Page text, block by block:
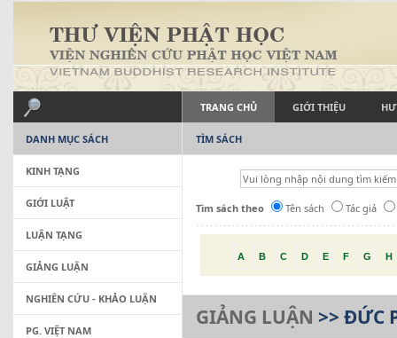
TRANG CHỦ GIỚI THIỆU
TÌM SÁCH
Tìm sách theo Tên sách Tác giả
A B C D E F G H
GIẢNG LUẬN >> ĐỨC
DANH MỤC SÁCH
KINH TẠNG
GIỚI LUẬT
LUẬN TẠNG
GIẢNG LUẬN
NGHIÊN CỨU - KHẢO LUẬN
PG. VIỆT NAM